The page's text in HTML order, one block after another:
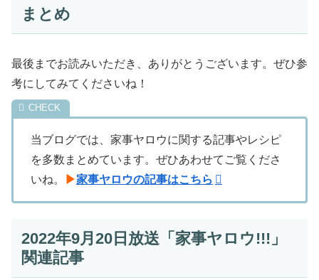
まとめ
最後までお読みいただき、ありがとうございます。ぜひ参
考にしてみてくださいね！
当ブログでは、家事ヤロウに関する記事やレシピ
を多数まとめています。ぜひあわせてご覧くださ
いね。
▶家事ヤロウの記事はこちら
2022年9月20日放送「家事ヤロウ!!!」
関連記事